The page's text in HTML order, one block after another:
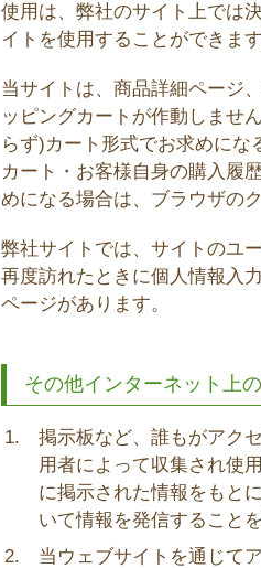
使用は、弊社のサイト上では
イトを使用することができます
当サイトは、商品詳細ページ
ッピングカートが作動しませ
らず)カート形式でお求めにな
カート・お客様自身の購入履
めになる場合は、ブラウザの
弊社サイトでは、サイトのユ
再度訪れたときに個人情報入
ページがあります。
その他インターネット上
掲示板など、誰もがアク
用者によって収集され使
に掲示された情報をもと
いて情報を発信すること
当ウェブサイトを通じて